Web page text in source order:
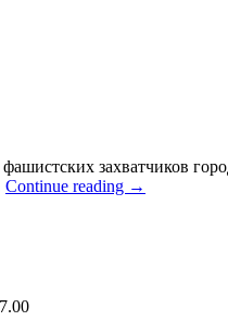
захватчиков
Continue reading →